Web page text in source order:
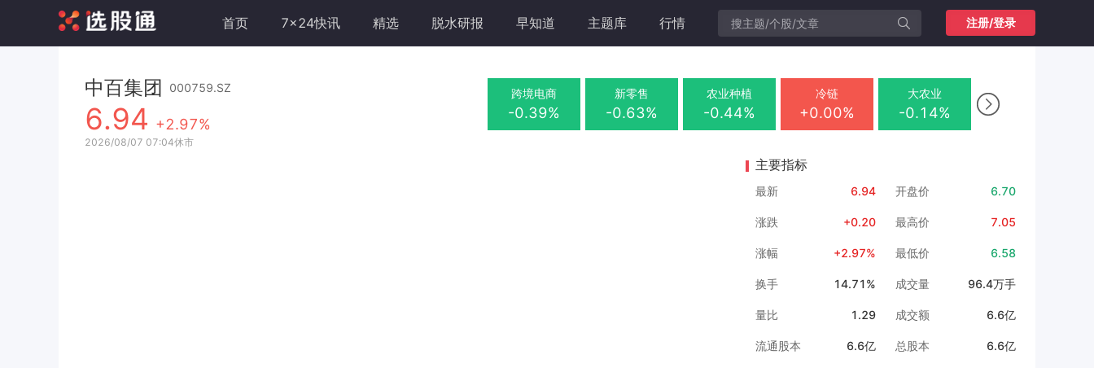
首页 7x24快讯 精选 脱水研报 早知道 主题库 行情 注册/登录
中百集团 000759.SZ
6.94 +2.97%
2026/08/07 07:04休市
跨境电商
-0.39%
新零售
-0.63%
农业种植
-0.44%
冷链
+0.00%
大农业
-0.14% 
主要指标
最新 6.94 开盘价 6.70
涨跌 +0.20 最高价 7.05
涨幅 +2.97% 最低价 6.58
换手 14.71% 成交量 96.4万手
量比 1.29 成交额 6.6亿
流通股本 6.6亿 总股本 6.6亿